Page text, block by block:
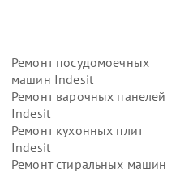
Ремонт посудомоечных
машин Indesit
Ремонт варочных панелей
Indesit
Ремонт кухонных плит
Indesit
Ремонт стиральных машин